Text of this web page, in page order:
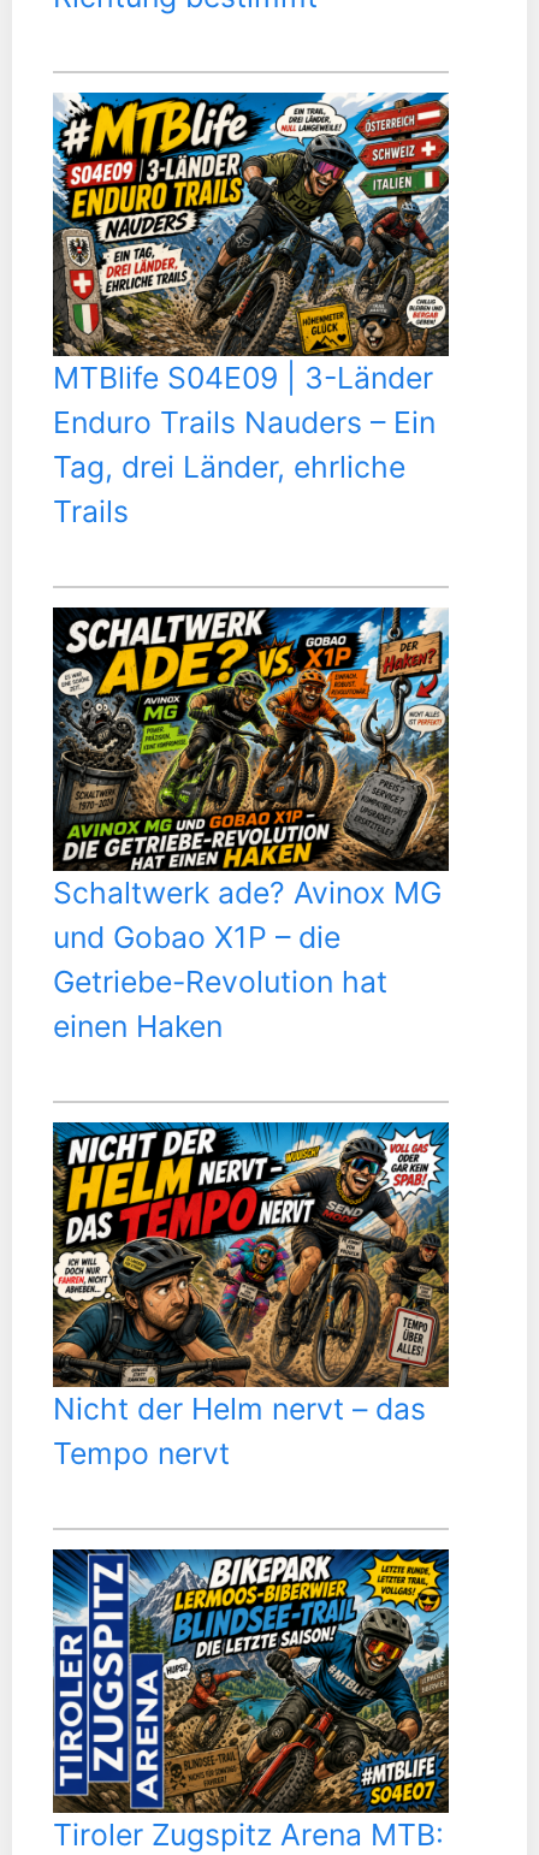
MTBlife S04E09 | 3-Länder
Enduro Trails Nauders – Ein
Tag, drei Länder, ehrliche
Trails
Schaltwerk ade? Avinox MG
und Gobao X1P – die
Getriebe-Revolution hat
einen Haken
Nicht der Helm nervt – das
Tempo nervt
Tiroler Zugspitz Arena MTB: